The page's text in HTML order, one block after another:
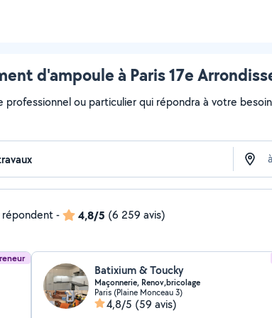
d'ampoule à Paris 17e
professionnel ou particulier qui répondra à votre
à
répondent- 4,8/5 (6 259 avis)
Batixium & Toucky
Maçonnerie, Renov,bricolage
Paris (Plaine Monceau 3)
4,8/5 (59 avis)